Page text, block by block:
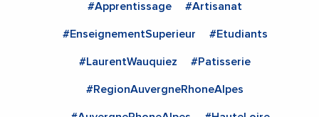
#Apprentissage #Artisanat
#EnseignementSuperieur #Etudiants
#LaurentWauquiez #Patisserie
#RegionAuvergneRhoneAlpes